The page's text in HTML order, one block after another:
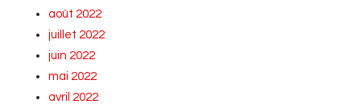
août 2022
juillet 2022
juin 2022
mai 2022
avril 2022